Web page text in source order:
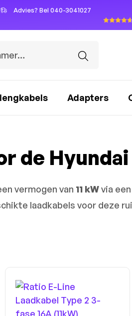
Advies? Bel 040-3041027
Adapters
de
vermogen van 11 kWvia een
laadkabels voor deze